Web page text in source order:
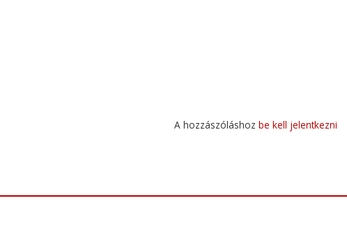
A hozzászóláshoz be kell jelentkezni